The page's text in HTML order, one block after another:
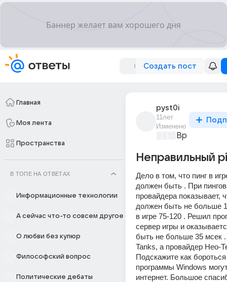
Создать пост
Главная
Моя лента
Пространства
В ТОПЕ НА ОТВЕТАХ
Информационные технологии
А сейчас что-то совсем другое
О любви без купюр
Философский вопрос
Политические дебаты
pyst0i
11лет
Изменено
Время игр
Неправильный
Дело в том, что пинг в
должен быть . При
провайдера показывает,
должен быть не больше
в игре 75-120 . Решил
сервер игры и
быть не больше 35 мсек .
Tanks, а провайдер Нео-
Подскажите как
программы Windows
интернет. Большое